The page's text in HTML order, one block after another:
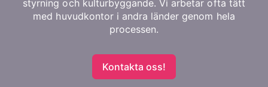
styrning och kulturbyggande. Vi arbetar ofta tätt
med huvudkontor i andra länder genom hela
processen.
Kontakta oss!